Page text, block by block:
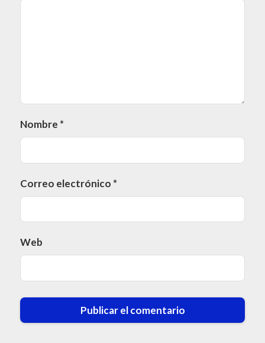
Nombre *
Correo electrónico *
Web